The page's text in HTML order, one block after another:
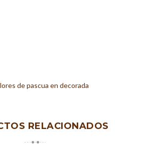
de pascua en decorada
RELACIONADOS